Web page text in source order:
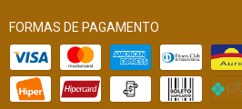
FORMAS DE PAGAMENTO